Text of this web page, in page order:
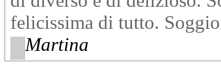
felicissima di tutto.
Martina